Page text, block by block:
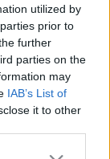
utilized by
prior to
further
parties on the
may
IAB’s List of
it to other
more Google
teljesen
fejleszteni egy